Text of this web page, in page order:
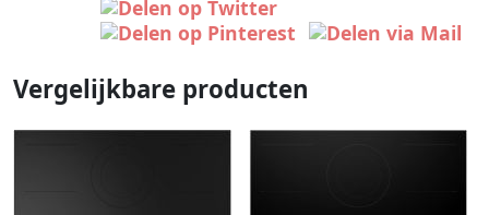
Vergelijkbare producten